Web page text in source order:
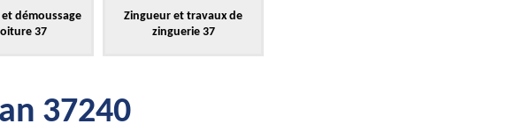
démoussage
37
Zingueur et travaux de
zinguerie 37
37240